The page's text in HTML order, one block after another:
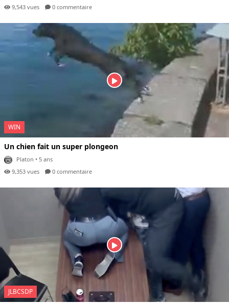
9,543 vues
0 commentaire
WIN
Un chien fait un super plongeon
Platon • 5 ans
9,353 vues
0 commentaire
JLBCSDP